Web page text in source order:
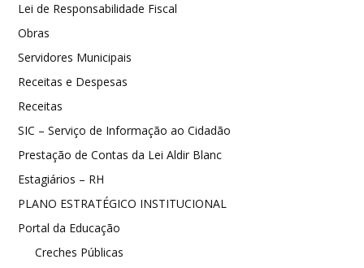
Lei de Responsabilidade Fiscal
Obras
Servidores Municipais
Receitas e Despesas
Receitas
SIC – Serviço de Informação ao Cidadão
Prestação de Contas da Lei Aldir Blanc
Estagiários – RH
PLANO ESTRATÉGICO INSTITUCIONAL
Portal da Educação
Creches Públicas